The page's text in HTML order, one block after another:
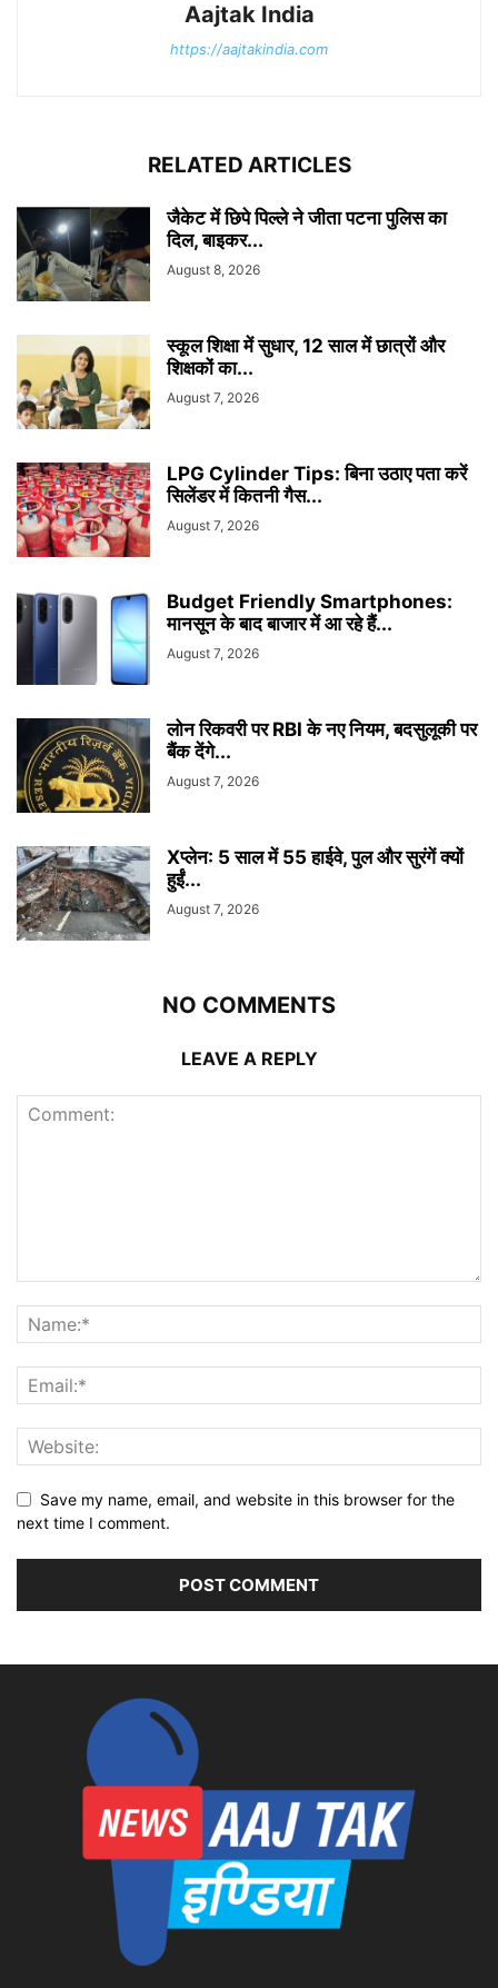
Aajtak India
https://aajtakindia.com
RELATED ARTICLES
जैकेट में छिपे पिल्ले ने जीता पटना पुलिस का
दिल, बाइकर...
August 8, 2026
स्कूल शिक्षा में सुधार, 12 साल में छात्रों और
शिक्षकों का...
August 7, 2026
LPG Cylinder Tips: बिना उठाए पता करें
सिलेंडर में कितनी गैस...
August 7, 2026
Budget Friendly Smartphones:
मानसून के बाद बाजार में आ रहे हैं...
August 7, 2026
लोन रिकवरी पर RBI के नए नियम, बदसुलूकी पर
बैंक देंगे...
August 7, 2026
Xप्लेन: 5 साल में 55 हाईवे, पुल और सुरंगें क्यों
हुईं...
August 7, 2026
NO COMMENTS
LEAVE A REPLY
Save my name, email, and website in this browser for the
next time I comment.